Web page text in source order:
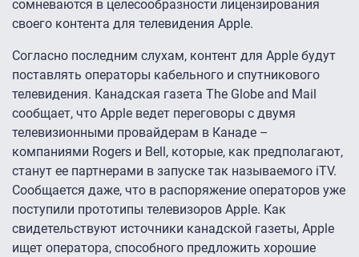
сомневаются в целесообразности лицензирования
своего контента для телевидения Apple.
Согласно последним слухам, контент для Apple будут
поставлять операторы кабельного и спутникового
телевидения. Канадская газета The Globe and Mail
сообщает, что Apple ведет переговоры с двумя
телевизионными провайдерам в Канаде –
компаниями Rogers и Bell, которые, как предполагают,
станут ее партнерами в запуске так называемого iTV.
Сообщается даже, что в распоряжение операторов уже
поступили прототипы телевизоров Apple. Как
свидетельствуют источники канадской газеты, Apple
ищет оператора, способного предложить хорошие